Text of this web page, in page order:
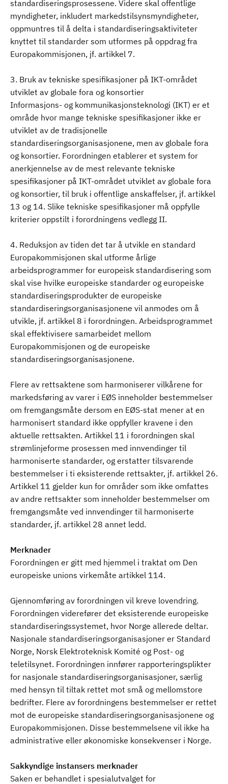
standardiseringsprosessene. Videre skal offentlige
myndigheter, inkludert markedstilsynsmyndigheter,
oppmuntres til å delta i standardiseringsaktiviteter
knyttet til standarder som utformes på oppdrag fra
Europakommisjonen, jf. artikkel 7.
3. Bruk av tekniske spesifikasjoner på IKT-området
utviklet av globale fora og konsortier
Informasjons- og kommunikasjonsteknologi (IKT) er et
område hvor mange tekniske spesifikasjoner ikke er
utviklet av de tradisjonelle
standardiseringsorganisasjonene, men av globale fora
og konsortier. Forordningen etablerer et system for
anerkjennelse av de mest relevante tekniske
spesifikasjoner på IKT-området utviklet av globale fora
og konsortier, til bruk i offentlige anskaffelser, jf. artikkel
13 og 14. Slike tekniske spesifikasjoner må oppfylle
kriterier oppstilt i forordningens vedlegg II.
4. Reduksjon av tiden det tar å utvikle en standard
Europakommisjonen skal utforme årlige
arbeidsprogrammer for europeisk standardisering som
skal vise hvilke europeiske standarder og europeiske
standardiseringsprodukter de europeiske
standardiseringsorganisasjonene vil anmodes om å
utvikle, jf. artikkel 8 i forordningen. Arbeidsprogrammet
skal effektivisere samarbeidet mellom
Europakommisjonen og de europeiske
standardiseringsorganisasjonene.
Flere av rettsaktene som harmoniserer vilkårene for
markedsføring av varer i EØS inneholder bestemmelser
om fremgangsmåte dersom en EØS-stat mener at en
harmonisert standard ikke oppfyller kravene i den
aktuelle rettsakten. Artikkel 11 i forordningen skal
strømlinjeforme prosessen med innvendinger til
harmoniserte standarder, og erstatter tilsvarende
bestemmelser i ti eksisterende rettsakter, jf. artikkel 26.
Artikkel 11 gjelder kun for områder som ikke omfattes
av andre rettsakter som inneholder bestemmelser om
fremgangsmåte ved innvendinger til harmoniserte
standarder, jf. artikkel 28 annet ledd.
Merknader
Forordningen er gitt med hjemmel i traktat om Den
europeiske unions virkemåte artikkel 114.
Gjennomføring av forordningen vil kreve lovendring.
Forordningen viderefører det eksisterende europeiske
standardiseringssystemet, hvor Norge allerede deltar.
Nasjonale standardiseringsorganisasjoner er Standard
Norge, Norsk Elektroteknisk Komité og Post- og
teletilsynet. Forordningen innfører rapporteringsplikter
for nasjonale standardiseringsorganisasjoner, særlig
med hensyn til tiltak rettet mot små og mellomstore
bedrifter. Flere av forordningens bestemmelser er rettet
mot de europeiske standardiseringsorganisasjonene og
Europakommisjonen. Disse bestemmelsene vil ikke ha
administrative eller økonomiske konsekvenser i Norge.
Sakkyndige instansers merknader
Saken er behandlet i spesialutvalget for